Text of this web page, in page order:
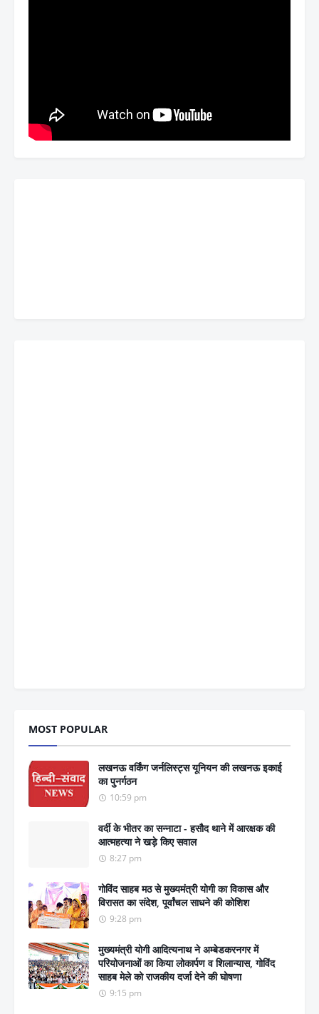
MOST POPULAR
लखनऊ वर्किंग जर्नलिस्ट्स यूनियन की लखनऊ इकाई
का पुनर्गठन
10:59 pm
वर्दी के भीतर का सन्नाटा - हसौद थाने में आरक्षक की
आत्महत्या ने खड़े किए सवाल
8:27 pm
गोविंद साहब मठ से मुख्यमंत्री योगी का विकास और
विरासत का संदेश, पूर्वांचल साधने की कोशिश
9:28 pm
मुख्यमंत्री योगी आदित्यनाथ ने अम्बेडकरनगर में
परियोजनाओं का किया लोकार्पण व शिलान्यास, गोविंद
साहब मेले को राजकीय दर्जा देने की घोषणा
9:15 pm